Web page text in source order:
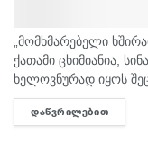
„მომხმარებელი
ქათამი ცხიმიანია,
ხელოვნურად იყოს
სურსათის
საუბრობს. „ბაზარი
ᲓᲐᲬᲕᲠᲘᲚᲔᲑᲘᲗ